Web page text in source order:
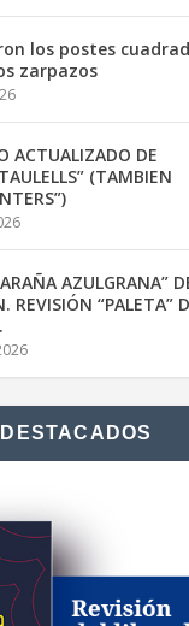
los postes
zarpazos
ACTUALIZADO DE
(TAMBIEN
AZULGRANA”
REVISIÓN “PALETA”